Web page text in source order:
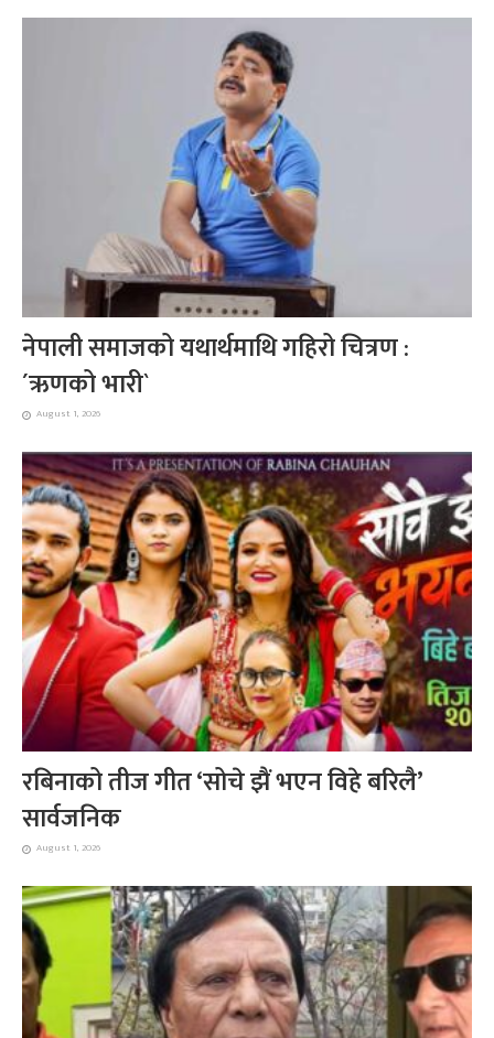
नेपाली समाजको यथार्थमाथि गहिरो चित्रण :
´ऋणको भारी`
August 1, 2026
रबिनाको तीज गीत ‘सोचे झैं भएन विहे बरिलै’
सार्वजनिक
August 1, 2026